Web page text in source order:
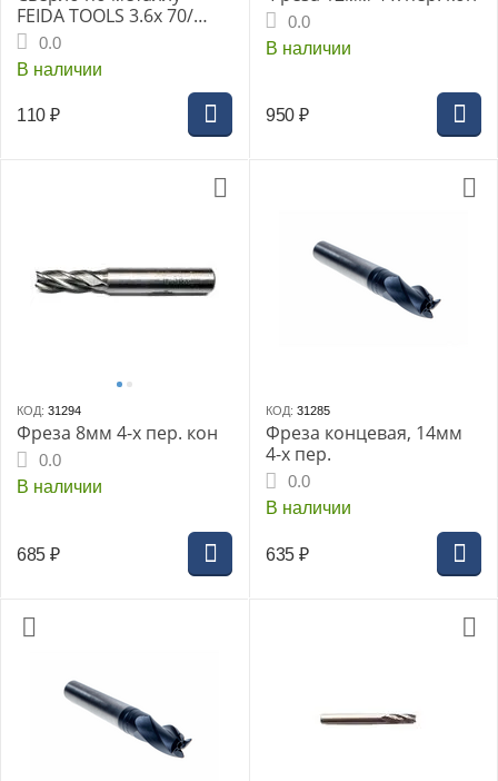
FEIDA TOOLS 3.6x 70/
39мм Co 5 DIN 338 HSS-G
(Р6М5К5) (10),
легировано кобальтом.
правосторонняя. Угол
0.0
В наличии
110 ₽
0.0
В наличии
950 ₽
КОД: 31294
Фреза 8мм 4-х пер. кон
0.0
В наличии
685 ₽
КОД: 31285
Фреза концевая, 14мм
4-х пер.
0.0
В наличии
635 ₽